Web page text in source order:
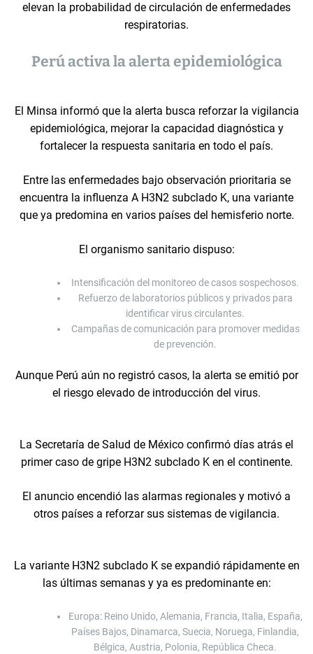
elevan la probabilidad de circulación de enfermedades
respiratorias.
Perú activa la alerta epidemiológica
El Minsa informó que la alerta busca reforzar la vigilancia
epidemiológica, mejorar la capacidad diagnóstica y
fortalecer la respuesta sanitaria en todo el país.
Entre las enfermedades bajo observación prioritaria se
encuentra la influenza A H3N2 subclado K, una variante
que ya predomina en varios países del hemisferio norte.
El organismo sanitario dispuso:
Intensificación del monitoreo de casos sospechosos.
Refuerzo de laboratorios públicos y privados para
identificar virus circulantes.
Campañas de comunicación para promover medidas
de prevención.
Aunque Perú aún no registró casos, la alerta se emitió por
el riesgo elevado de introducción del virus.
La Secretaría de Salud de México confirmó días atrás el
primer caso de gripe H3N2 subclado K en el continente.
El anuncio encendió las alarmas regionales y motivó a
otros países a reforzar sus sistemas de vigilancia.
La variante H3N2 subclado K se expandió rápidamente en
las últimas semanas y ya es predominante en:
Europa: Reino Unido, Alemania, Francia, Italia, España,
Países Bajos, Dinamarca, Suecia, Noruega, Finlandia,
Bélgica, Austria, Polonia, República Checa.